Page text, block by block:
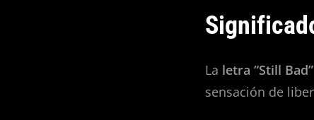
La letra “Still
sensación de